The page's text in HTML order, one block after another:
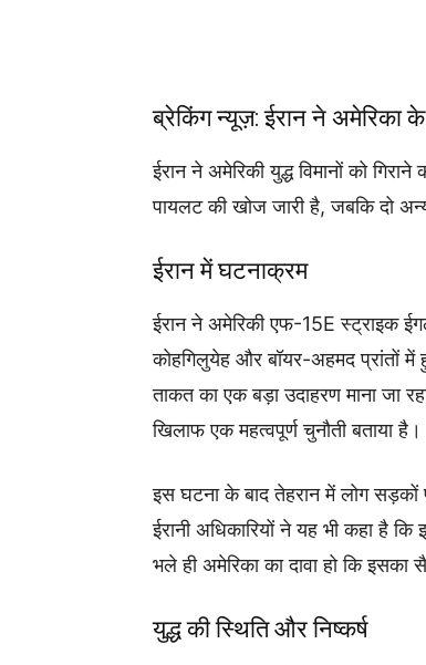
ब्रेकिंग न्यूज़: ईरान ने अमेरिका के
ईरान ने अमेरिकी युद्ध विमानों को
पायलट की खोज जारी है, जबकि दो
ईरान में घटनाक्रम
ईरान ने अमेरिकी एफ-15E स्ट्राइक
कोहगिलुयेह और बॉयर-अहमद प्रांतों में
ताकत का एक बड़ा उदाहरण माना जा
खिलाफ एक महत्वपूर्ण चुनौती बताया है।
इस घटना के बाद तेहरान में लोग
ईरानी अधिकारियों ने यह भी कहा है
भले ही अमेरिका का दावा हो कि इसका
युद्ध की स्थिति और निष्कर्ष